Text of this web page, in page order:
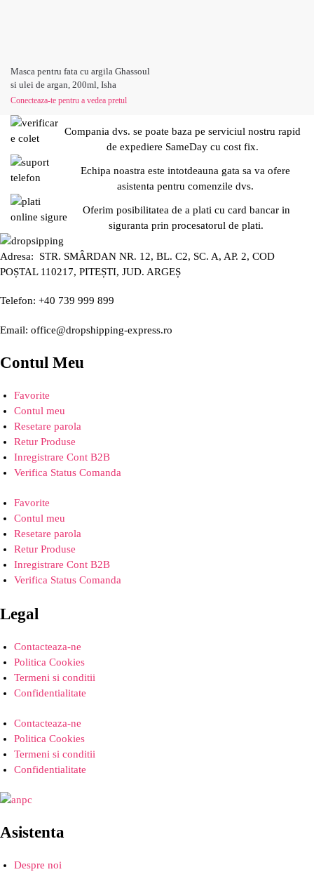
Masca pentru fata cu argila Ghassoul
si ulei de argan, 200ml, Isha
Conecteaza-te pentru a vedea pretul
Compania dvs. se poate baza pe serviciul nostru rapid
de expediere SameDay cu cost fix.
Echipa noastra este intotdeauna gata sa va ofere
asistenta pentru comenzile dvs.
Oferim posibilitatea de a plati cu card bancar in
siguranta prin procesatorul de plati.
Adresa: STR. SMÂRDAN NR. 12, BL. C2, SC. A, AP. 2, COD
POȘTAL 110217, PITEȘTI, JUD. ARGEȘ
Telefon: +40 739 999 899
Email: office@dropshipping-express.ro
Contul Meu
Favorite
Contul meu
Resetare parola
Retur Produse
Inregistrare Cont B2B
Verifica Status Comanda
Favorite
Contul meu
Resetare parola
Retur Produse
Inregistrare Cont B2B
Verifica Status Comanda
Legal
Contacteaza-ne
Politica Cookies
Termeni si conditii
Confidentialitate
Contacteaza-ne
Politica Cookies
Termeni si conditii
Confidentialitate
Asistenta
Despre noi